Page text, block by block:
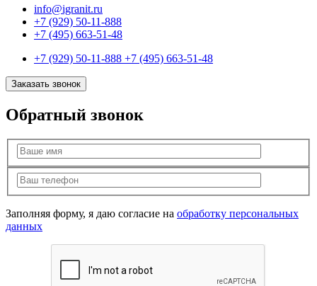
info@igranit.ru
+7 (929) 50-11-888
+7 (495) 663-51-48
+7 (929) 50-11-888 +7 (495) 663-51-48
Заказать звонок
Обратный звонок
Заполняя форму, я даю согласие на обработку персональных
данных